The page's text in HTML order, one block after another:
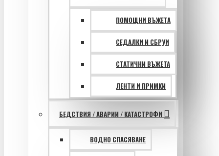
ПОМОЩНИ ВЪЖЕТА
СЕДАЛКИ И СБРУИ
СТАТИЧНИ ВЪЖЕТА
ЛЕНТИ И ПРИМКИ
БЕДСТВИЯ / АВАРИИ / КАТАСТРОФИ
ВОДНО СПАСЯВАНЕ